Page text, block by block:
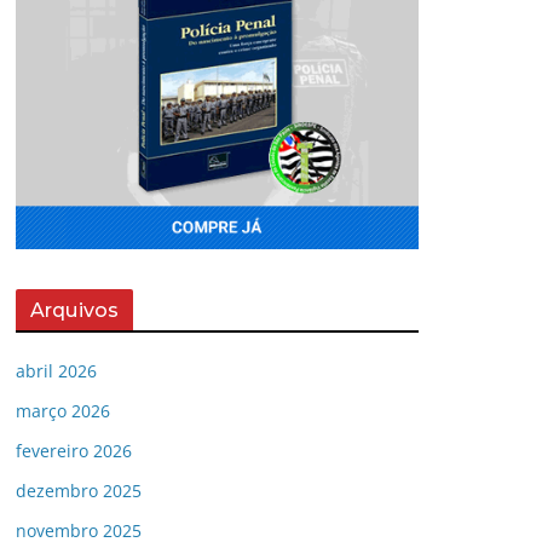
Arquivos
abril 2026
março 2026
fevereiro 2026
dezembro 2025
novembro 2025